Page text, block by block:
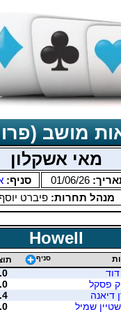
מושב
מאי אשקלון
01/06/26 סניף:
מנהל תחרות:פיברט יוסף
Howell
סניף
פסקל
דיאנה
שמיל